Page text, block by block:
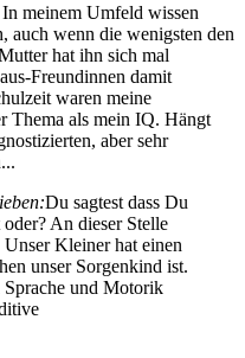
meinem Umfeld wissen
auch wenn die wenigsten den
hat ihn sich mal
Freundinnen damit
waren meine
Thema als mein IQ. Hängt
aber sehr
Du sagtest dass Du
An dieser Stelle
Kleiner hat einen
unser Sorgenkind ist.
und Motorik